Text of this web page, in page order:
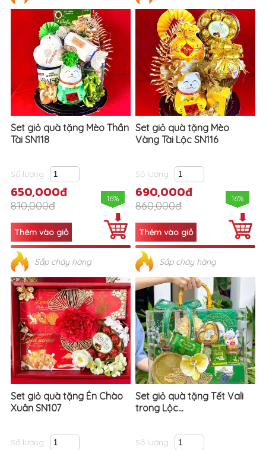
Set giỏ quà tặng Mèo Thần
Tài SN118
Số lượng
650,000đ
810,000đ
16%
Sắp cháy hàng
Set giỏ quà tặng Mèo
Vàng Tài Lộc SN116
Số lượng
690,000đ
860,000đ
16%
Sắp cháy hàng
Set giỏ quà tặng Én Chào
Xuân SN107
Số lượng
Set giỏ quà tặng Tết Vali
trong Lộc...
Số lượng